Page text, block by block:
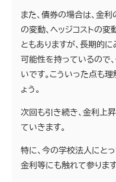
また、債券の場合は、金
の変動、ヘッジコストの
ともありますが、長期的
可能性を持っているので
いです。こういった点も
ょう。
次回も引き続き、金利上
ていきます。
特に、今の学校法人にと
金利等にも触れて参ります